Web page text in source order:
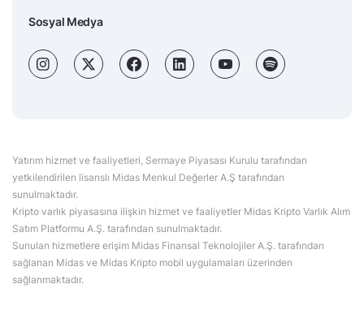
Sosyal Medya
Yatırım hizmet ve faaliyetleri, Sermaye Piyasası Kurulu tarafından
yetkilendirilen lisanslı Midas Menkul Değerler A.Ş tarafından
sunulmaktadır.
Kripto varlık piyasasına ilişkin hizmet ve faaliyetler Midas Kripto Varlık Alım
Satım Platformu A.Ş. tarafından sunulmaktadır.
Sunulan hizmetlere erişim Midas Finansal Teknolojiler A.Ş. tarafından
sağlanan Midas ve Midas Kripto mobil uygulamaları üzerinden
sağlanmaktadır.